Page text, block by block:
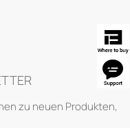
zu neuen Produkten,